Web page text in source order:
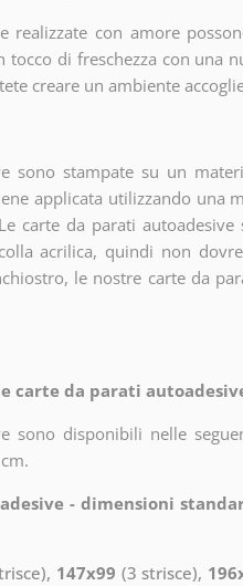
realizzate con amore
di freschezza con una
creare un ambiente
sono stampate su un
applicata utilizzando una
carte da parati
acrilica, quindi non
le nostre carte da
carte da parati
sono disponibili nelle
- dimensioni
147x99 (3 strisce),